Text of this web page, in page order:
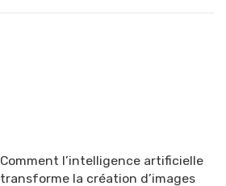
Comment l’intelligence artificielle
transforme la création d’images